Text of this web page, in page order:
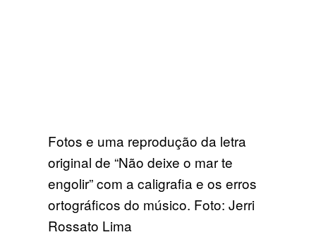
Fotos e uma reprodução da letra
original de “Não deixe o mar te
engolir” com a caligrafia e os erros
ortográficos do músico. Foto: Jerri
Rossato Lima